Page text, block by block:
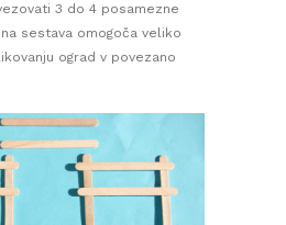
3 do 4 posamezne
sestava omogoča veliko
ograd v povezano